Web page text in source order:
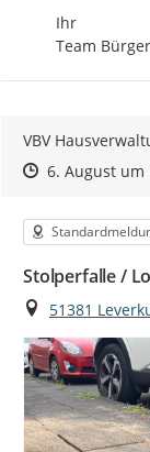
Ihr
Team
VBV
Zeitpunkt des
Zeitpunkt des
6. August um
Kategorie
Stolperfalle /
Ort
51381